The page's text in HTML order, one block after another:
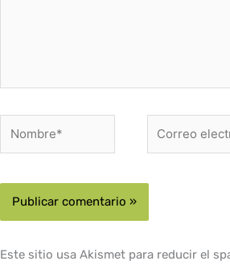
electrónico*
Este sitio usa Akismet para reducir el